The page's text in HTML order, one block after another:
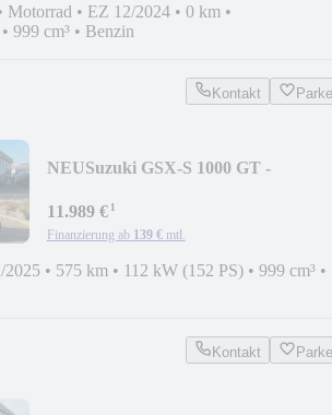
Motorrad • EZ 12/2024 • 0 km •
• 999 cm³ • Benzin
Kontakt
NEUSuzuki GSX-S 1000 GT -
11.989 €¹
Finanzierung ab 139 € mtl.
2025 • 575 km • 112 kW (152 PS) • 999 cm³ •
Kontakt